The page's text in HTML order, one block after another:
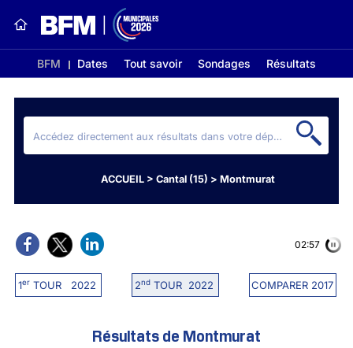
BFM Dates Tout savoir Sondages Résultats
ACCUEIL> Cantal (15) > Montmurat
1erTOUR 2022 2ndTOUR 2022 COMPARER 2017
02:56
Résultats de Montmurat